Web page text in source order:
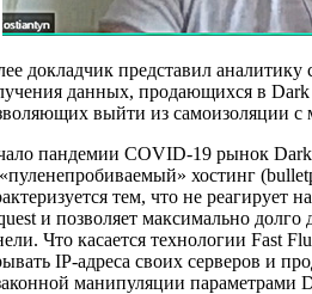
докладчик представил
данных, продающихся в Dark
выйти из самоизоляции
пандемии COVID-19 рынок
хостинг
тем, что не реагирует
и позволяет максимально
Что касается технологии Fast
IP-адреса своих серверов и
манипуляции параметрами